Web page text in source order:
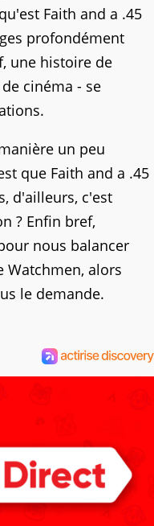
Faith and a .45
profondément
une histoire de
cinéma - se
un peu
que Faith and a .45
d'ailleurs, c'est
? Enfin bref,
nous balancer
Watchmen, alors
le demande.